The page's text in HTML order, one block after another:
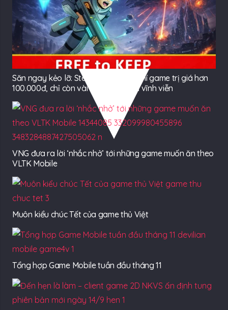
Săn ngay kẻo lỡ: Steam tặng miễn phí game trị giá hơn
100.000đ, chỉ còn vài ngày để nhận vĩnh viễn
VNG đưa ra lời ‘nhắc nhở’ tới những game muốn ăn theo
VLTK Mobile
Muôn kiểu chúc Tết của game thủ Việt
Tổng hợp Game Mobile tuần đầu tháng 11